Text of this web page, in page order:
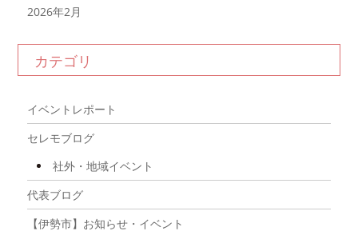
2026年2月
2026年1月
2025年12月
2025年10月
2025年8月
2025年7月
カテゴリ
イベントレポート
セレモブログ
社外・地域イベント
代表ブログ
【伊勢市】お知らせ・イベント